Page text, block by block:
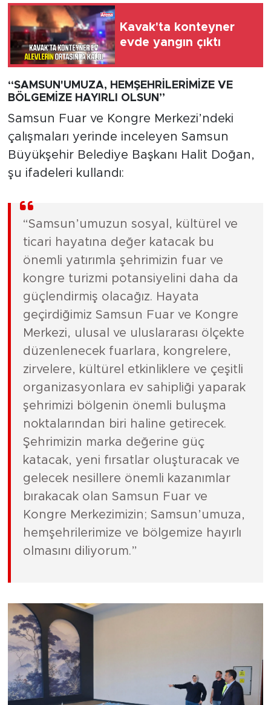
Kavak'ta konteyner
evde yangın çıktı
“SAMSUN'UMUZA, HEMŞEHRİLERİMİZE VE
BÖLGEMİZE HAYIRLI OLSUN”
Samsun Fuar ve Kongre Merkezi’ndeki
çalışmaları yerinde inceleyen Samsun
Büyükşehir Belediye Başkanı Halit Doğan,
şu ifadeleri kullandı:
“Samsun’umuzun sosyal, kültürel ve
ticari hayatına değer katacak bu
önemli yatırımla şehrimizin fuar ve
kongre turizmi potansiyelini daha da
güçlendirmiş olacağız. Hayata
geçirdiğimiz Samsun Fuar ve Kongre
Merkezi, ulusal ve uluslararası ölçekte
düzenlenecek fuarlara, kongrelere,
zirvelere, kültürel etkinliklere ve çeşitli
organizasyonlara ev sahipliği yaparak
şehrimizi bölgenin önemli buluşma
noktalarından biri haline getirecek.
Şehrimizin marka değerine güç
katacak, yeni fırsatlar oluşturacak ve
gelecek nesillere önemli kazanımlar
bırakacak olan Samsun Fuar ve
Kongre Merkezimizin; Samsun’umuza,
hemşehrilerimize ve bölgemize hayırlı
olmasını diliyorum.”